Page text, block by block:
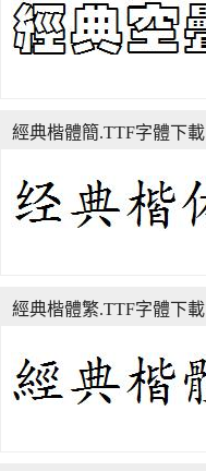
經典楷體簡.TTF字體下載
經典楷體繁.TTF字體下載